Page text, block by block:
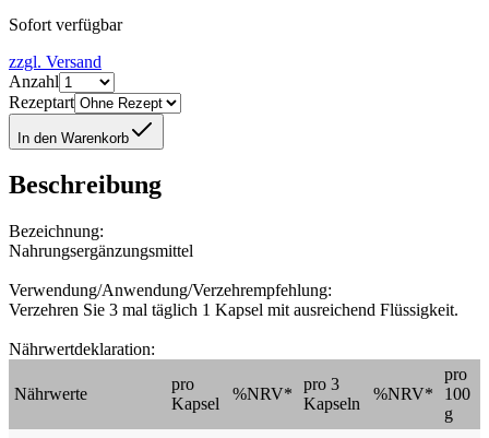
Sofort verfügbar
zzgl. Versand
Anzahl
Rezeptart
In den Warenkorb
Beschreibung
Bezeichnung:
Nahrungsergänzungsmittel
Verwendung/Anwendung/Verzehrempfehlung:
Verzehren Sie 3 mal täglich 1 Kapsel mit ausreichend Flüssigkeit.
Nährwertdeklaration:
Nährwerte
pro
Kapsel
%NRV*
pro 3
Kapseln
%NRV*
pro
100
g